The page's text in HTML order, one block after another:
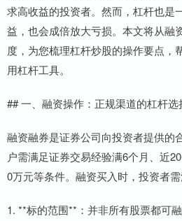
求高收益的投资者。然而，杠杆也是
益，也会成倍放大亏损。本文将从融
度，为您梳理杠杆炒股的操作要点，
用杠杆工具。
## 一、融资操作：正规渠道的杠杆选
融资融券是证券公司向投资者提供的
户需满足证券交易经验满6个月、近
0万元等条件。融资买入时，投资者需
1. **标的范围**：并非所有股票都可